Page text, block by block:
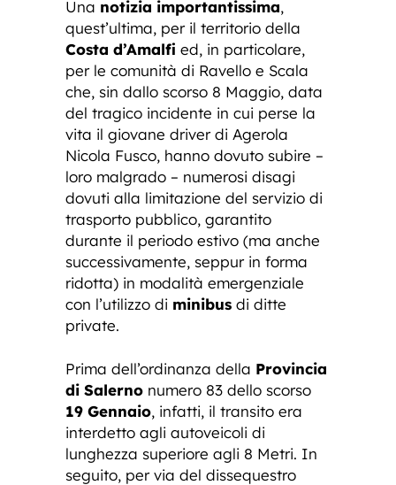
Una notizia importantissima,
quest’ultima, per il territorio della
Costa d’Amalfi ed, in particolare,
per le comunità di Ravello e Scala
che, sin dallo scorso 8 Maggio, data
del tragico incidente in cui perse la
vita il giovane driver di Agerola
Nicola Fusco, hanno dovuto subire –
loro malgrado – numerosi disagi
dovuti alla limitazione del servizio di
trasporto pubblico, garantito
durante il periodo estivo (ma anche
successivamente, seppur in forma
ridotta) in modalità emergenziale
con l’utilizzo di minibus di ditte
private.
Prima dell’ordinanza della Provincia
di Salerno numero 83 dello scorso
19 Gennaio, infatti, il transito era
interdetto agli autoveicoli di
lunghezza superiore agli 8 Metri. In
seguito, per via del dissequestro